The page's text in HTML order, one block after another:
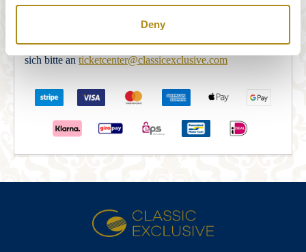
Deny
Zahlung abzuschließen. Nach Abschluss der Zahlung wird
die Buchung per E-Mail bestätigt. Sollten Sie innerhalb von
5 Minuten keine E-Mail-Bestätigung erhalten, wenden Sie
sich bitte an ticketcenter@classicexclusive.com